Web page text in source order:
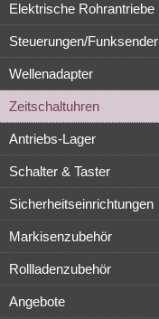
Elektrische Rohrantriebe
Steuerungen/Funksender
Wellenadapter
Zeitschaltuhren
Antriebs-Lager
Schalter & Taster
Sicherheitseinrichtungen
Markisenzubehör
Rollladenzubehör
Angebote